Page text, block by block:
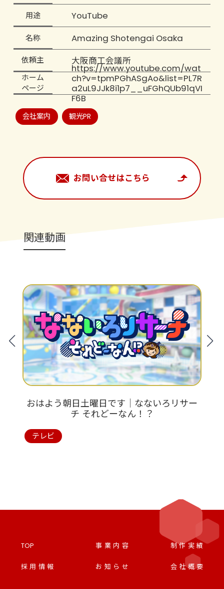
用途 YouTube
名称 Amazing Shotengai Osaka
依頼主 大阪商工会議所
ホーム
ページ
https://www.youtube.com/wat
ch?v=tpmPGhASgAo&list=PL7R
a2uL9JJk8i1p7__uFGhQUb91qVI
F6B
会社案内 観光PR
お問い合せはこちら
関連動画
おはよう朝日土曜日です│なないろリサー
チ それどーなん！？
テレビ
TOP 事業内容 制作実績
採用情報 お知らせ 会社概要